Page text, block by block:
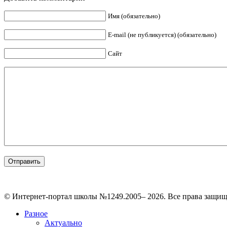
Имя (обязательно)
E-mail (не публикуется) (обязательно)
Сайт
© Интернет-портал школы №1249.2005– 2026. Все права
Разное
Актуально